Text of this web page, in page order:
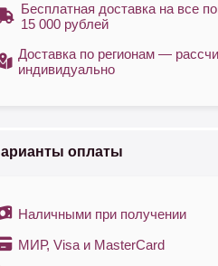
Бесплатная доставка на все
15 000 рублей
Доставка по регионам —
индивидуально
оплаты
Наличными при получении
МИР, Visa и MasterCard